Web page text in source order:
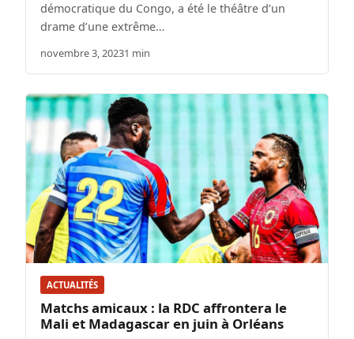
démocratique du Congo, a été le théâtre d’un
drame d’une extrême…
novembre 3, 20231 min
ACTUALITÉS
Matchs amicaux : la RDC affrontera le
Mali et Madagascar en juin à Orléans